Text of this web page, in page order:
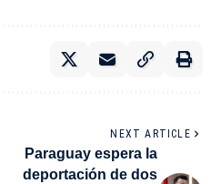
NEXT ARTICLE
Paraguay espera la
deportación de dos